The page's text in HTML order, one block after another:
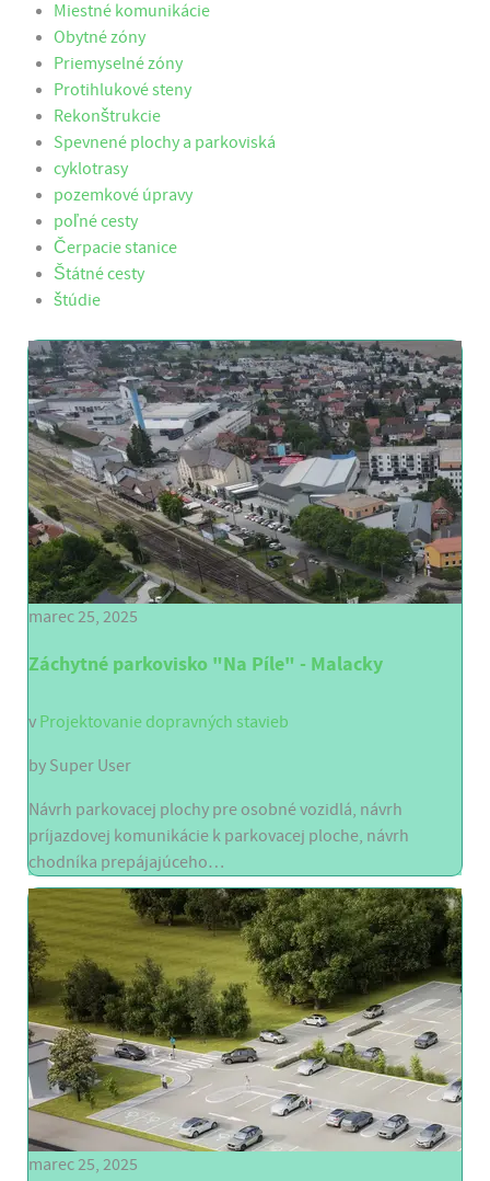
Miestné komunikácie
Obytné zóny
Priemyselné zóny
Protihlukové steny
Rekonštrukcie
Spevnené plochy a parkoviská
cyklotrasy
pozemkové úpravy
poľné cesty
Čerpacie stanice
Štátné cesty
štúdie
marec 25, 2025
Záchytné parkovisko "Na Píle" - Malacky
v Projektovanie dopravných stavieb
by Super User
Návrh parkovacej plochy pre osobné vozidlá, návrh
príjazdovej komunikácie k parkovacej ploche, návrh
chodníka prepájajúceho…
marec 25, 2025